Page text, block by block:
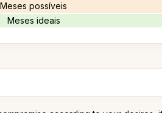
Meses possíveis
Meses ideais